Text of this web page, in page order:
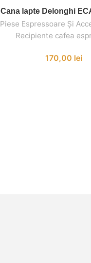
ADAUGĂ ÎN COȘ
Cana lapte Delonghi
Piese Espressoare Și
Recipiente cafea
170,00 lei